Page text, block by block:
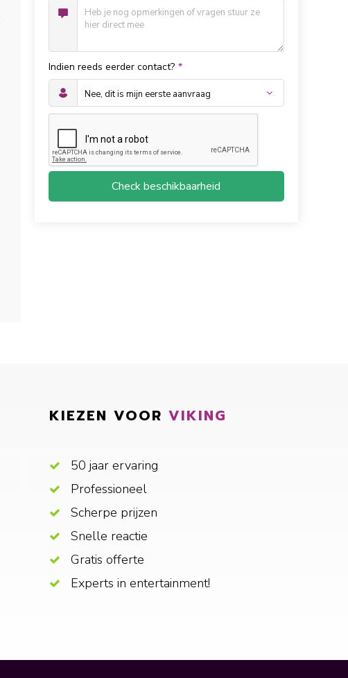
Indien reeds eerder contact? *
Check beschikbaarheid
KIEZEN VOOR VIKING
50 jaar ervaring
Professioneel
Scherpe prijzen
Snelle reactie
Gratis offerte
Experts in entertainment!